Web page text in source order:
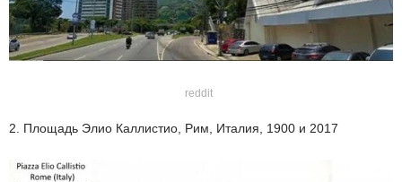
reddit
2. Площадь Элио Каллистио, Рим, Италия, 1900 и 2017